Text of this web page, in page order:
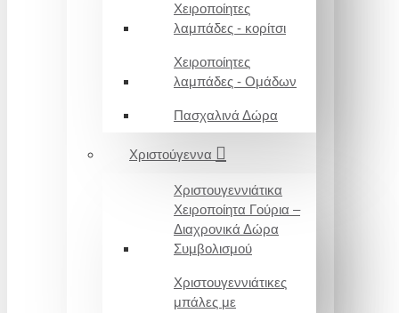
Χειροποίητες
λαμπάδες - κορίτσι
Χειροποίητες
λαμπάδες - Ομάδων
Πασχαλινά Δώρα
Χριστούγεννα
Χριστουγεννιάτικα
Χειροποίητα Γούρια –
Διαχρονικά Δώρα
Συμβολισμού
Χριστουγεννιάτικες
μπάλες με